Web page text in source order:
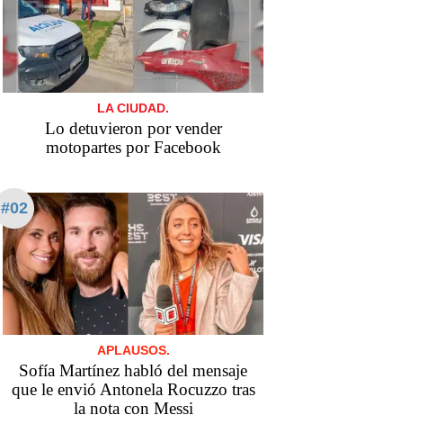
LA CIUDAD.
Lo detuvieron por vender
motopartes por Facebook
#02
APLAUSOS.
Sofía Martínez habló del mensaje
que le envió Antonela Rocuzzo tras
la nota con Messi